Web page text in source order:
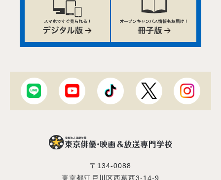
〒134-0088
東京都江戸川区西葛西3-14-9